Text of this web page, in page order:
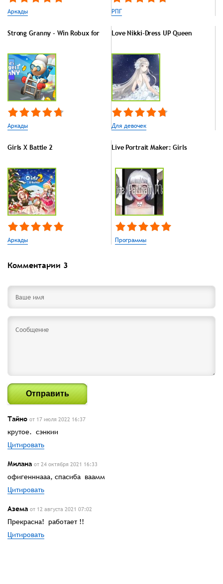
Аркады РПГ
Strong Granny - Win Robux for
Аркады
Love Nikki-Dress UP Queen
Для девочек
Girls X Battle 2
Аркады
Live Portrait Maker: Girls
Программы
Комментарии 3
Отправить
Тайно от 17 июля 2022 16:37
крутое. сэнкии
Цитировать
Милана от 24 октября 2021 16:33
офигенннааа, спасиба ваамм
Цитировать
Азема от 12 августа 2021 07:02
Прекрасна! работает !!
Цитировать